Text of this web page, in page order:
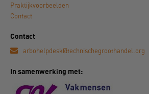
Praktijkvoorbeelden
Contact
Contact
arbohelpdesk@technischegroothandel.org
In samenwerking met: